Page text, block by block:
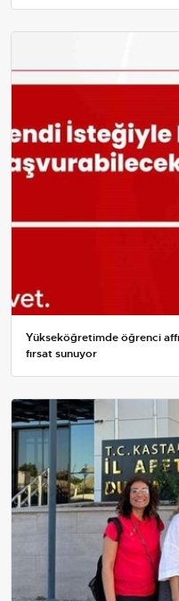
Yükseköğretimde öğrenci
fırsat sunuyor